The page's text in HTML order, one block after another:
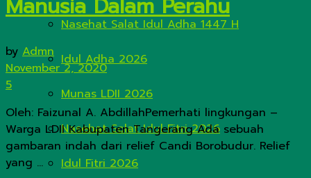
Nasehat Salat Idul Adha 1447 H
Idul Adha 2026
Munas LDII 2026
Nasehat Solat Idul Fitri 2026
Idul Fitri 2026
by Admn
November 2, 2020
5
Oleh: Faizunal A. AbdillahPemerhati lingkungan –
Warga LDII Kabupaten Tangerang Ada sebuah
gambaran indah dari relief Candi Borobudur. Relief
yang ...